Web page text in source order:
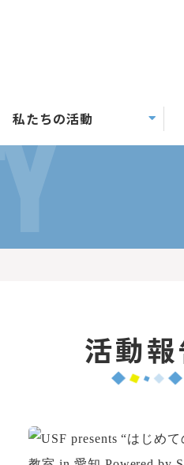
私たちの活動
活動